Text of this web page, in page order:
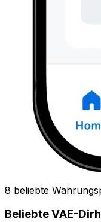
8 beliebte
Beliebte VAE-